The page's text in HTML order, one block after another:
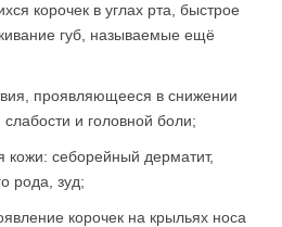
корочек в углах рта, быстрое
губ, называемые ещё
проявляющееся в снижении
и головной боли;
кожи: себорейный дерматит,
рода, зуд;
корочек на крыльях носа